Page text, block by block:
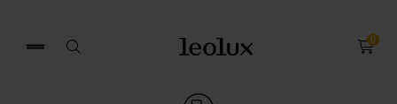
Search
0